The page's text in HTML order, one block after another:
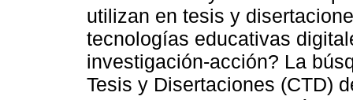
utilizan en tesis y
tecnologías educativas
investigación-acción? La
Tesis y Disertaciones (CTD)